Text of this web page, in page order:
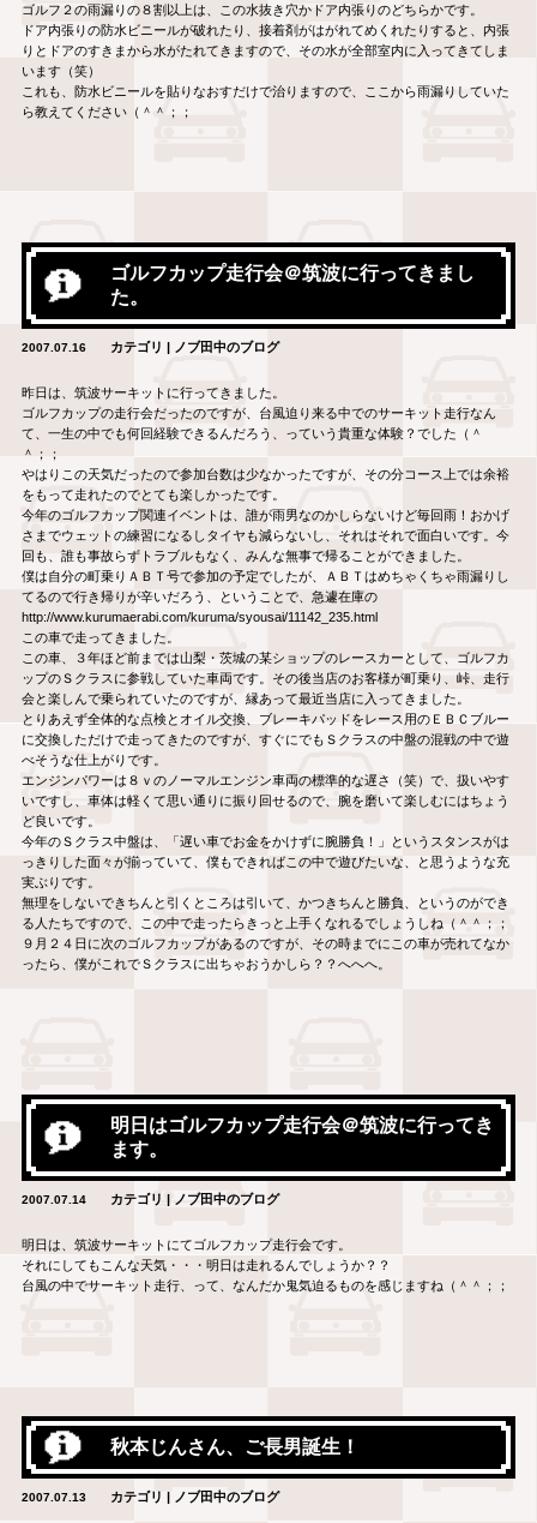
ゴルフ２の雨漏りの８割以上は、この水抜き穴かドア内張りのどちらかです。
ドア内張りの防水ビニールが破れたり、接着剤がはがれてめくれたりすると、内張
りとドアのすきまから水がたれてきますので、その水が全部室内に入ってきてしま
います（笑）
これも、防水ビニールを貼りなおすだけで治りますので、ここから雨漏りしていた
ら教えてください（＾＾；；
ゴルフカップ走行会＠筑波に行ってきまし
た。
2007.07.16 カテゴリ | ノブ田中のブログ
昨日は、筑波サーキットに行ってきました。
ゴルフカップの走行会だったのですが、台風迫り来る中でのサーキット走行なん
て、一生の中でも何回経験できるんだろう、っていう貴重な体験？でした（＾
＾；；
やはりこの天気だったので参加台数は少なかったですが、その分コース上では余裕
をもって走れたのでとても楽しかったです。
今年のゴルフカップ関連イベントは、誰が雨男なのかしらないけど毎回雨！おかげ
さまでウェットの練習になるしタイヤも減らないし、それはそれで面白いです。今
回も、誰も事故らずトラブルもなく、みんな無事で帰ることができました。
僕は自分の町乗りＡＢＴ号で参加の予定でしたが、ＡＢＴはめちゃくちゃ雨漏りし
てるので行き帰りが辛いだろう、ということで、急遽在庫の
http://www.kurumaerabi.com/kuruma/syousai/11142_235.html
この車で走ってきました。
この車、３年ほど前までは山梨・茨城の某ショップのレースカーとして、ゴルフカ
ップのＳクラスに参戦していた車両です。その後当店のお客様が町乗り、峠、走行
会と楽しんで乗られていたのですが、縁あって最近当店に入ってきました。
とりあえず全体的な点検とオイル交換、ブレーキパッドをレース用のＥＢＣブルー
に交換しただけで走ってきたのですが、すぐにでもＳクラスの中盤の混戦の中で遊
べそうな仕上がりです。
エンジンパワーは８ｖのノーマルエンジン車両の標準的な遅さ（笑）で、扱いやす
いですし、車体は軽くて思い通りに振り回せるので、腕を磨いて楽しむにはちょう
ど良いです。
今年のＳクラス中盤は、「遅い車でお金をかけずに腕勝負！」というスタンスがは
っきりした面々が揃っていて、僕もできればこの中で遊びたいな、と思うような充
実ぶりです。
無理をしないできちんと引くところは引いて、かつきちんと勝負、というのができ
る人たちですので、この中で走ったらきっと上手くなれるでしょうしね（＾＾；；
９月２４日に次のゴルフカップがあるのですが、その時までにこの車が売れてなか
ったら、僕がこれでＳクラスに出ちゃおうかしら？？へへへ。
明日はゴルフカップ走行会＠筑波に行ってき
ます。
2007.07.14 カテゴリ | ノブ田中のブログ
明日は、筑波サーキットにてゴルフカップ走行会です。
それにしてもこんな天気・・・明日は走れるんでしょうか？？
台風の中でサーキット走行、って、なんだか鬼気迫るものを感じますね（＾＾；；
秋本じんさん、ご長男誕生！
2007.07.13 カテゴリ | ノブ田中のブログ